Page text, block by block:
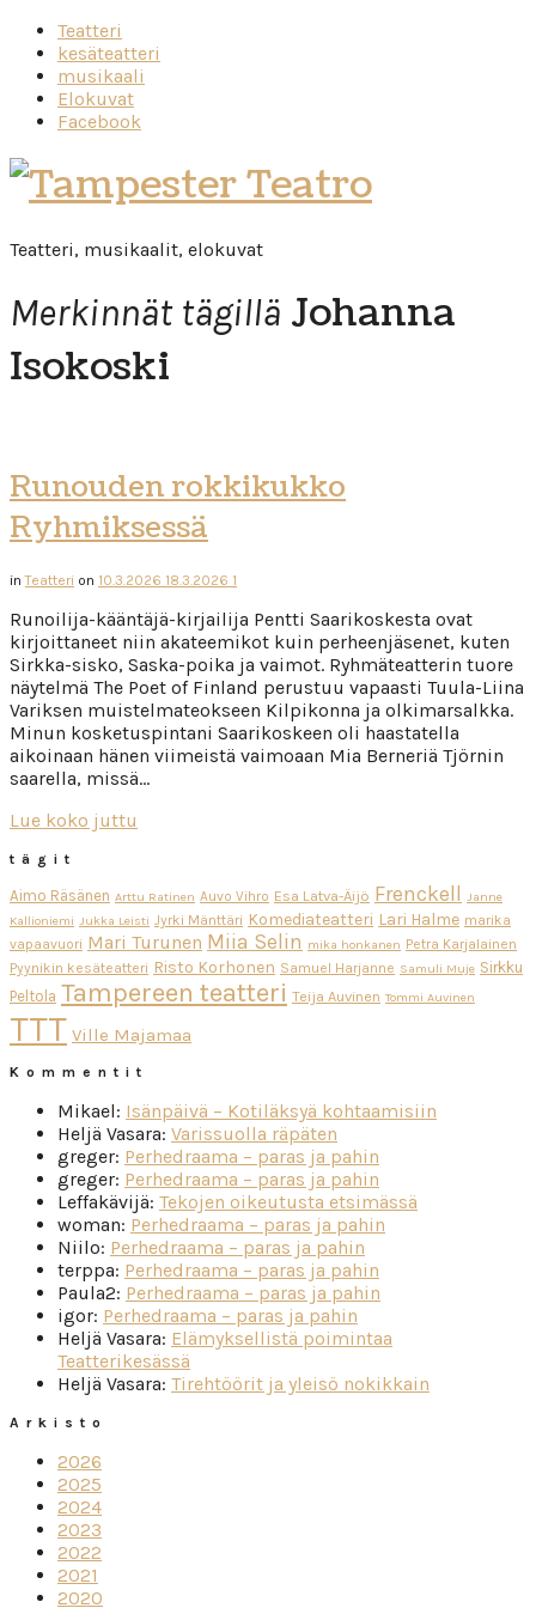
Teatteri
kesäteatteri
musikaali
Elokuvat
Facebook
Tampester
Teatro
Teatteri, musikaalit, elokuvat
Merkinnät tägillä Johanna
Isokoski
Runouden rokkikukko
Ryhmiksessä
inTeatteri on 10.3.2026 18.3.2026 1
Runoilija-kääntäjä-kirjailija Pentti Saarikoskesta ovat
kirjoittaneet niin akateemikot kuin perheenjäsenet, kuten
Sirkka-sisko, Saska-poika ja vaimot. Ryhmäteatterin tuore
näytelmä The Poet of Finland perustuu vapaasti Tuula-Liina
Variksen muistelmateokseen Kilpikonna ja olkimarsalkka.
Minun kosketuspintani Saarikoskeen oli haastatella
aikoinaan hänen viimeistä vaimoaan Mia Berneriä Tjörnin
saarella, missä…
Lue koko juttu
tägit
Aimo Räsänen Arttu Ratinen Auvo Vihro Esa Latva-Äijö Frenckell
Janne
Kallioniemi
Jukka Leisti Jyrki Mänttäri Komediateatteri Lari Halme marika
vapaavuori Mari Turunen Miia Selin mika honkanen Petra Karjalainen
Pyynikin kesäteatteri Risto Korhonen Samuel Harjanne Samuli Muje Sirkku
Peltola Tampereen teatteri Teija Auvinen Tommi Auvinen
TTT Ville Majamaa
Kommentit
Mikael: Isänpäivä – Kotiläksyä kohtaamisiin
Heljä Vasara: Varissuolla räpäten
greger: Perhedraama – paras ja pahin
greger: Perhedraama – paras ja pahin
Leffakävijä: Tekojen oikeutusta etsimässä
woman: Perhedraama – paras ja pahin
Niilo: Perhedraama – paras ja pahin
terppa: Perhedraama – paras ja pahin
Paula2: Perhedraama – paras ja pahin
igor: Perhedraama – paras ja pahin
Heljä Vasara: Elämyksellistä poimintaa
Teatterikesässä
Heljä Vasara: Tirehtöörit ja yleisö nokikkain
Arkisto
2026
2025
2024
2023
2022
2021
2020